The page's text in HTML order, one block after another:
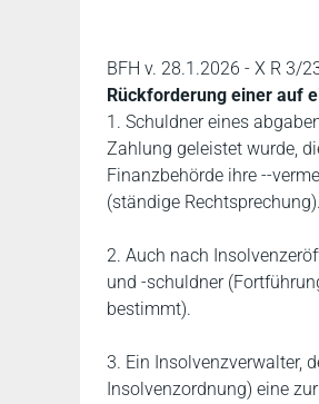
BFH v. 28.1.2026 - X R 3/
Rückforderung einer auf
1. Schuldner eines
Zahlung geleistet wurde,
Finanzbehörde ihre
(ständige Rechtsprechung).
2. Auch nach
und -schuldner
bestimmt).
3. Ein Insolvenzverwalter,
Insolvenzordnung) eine